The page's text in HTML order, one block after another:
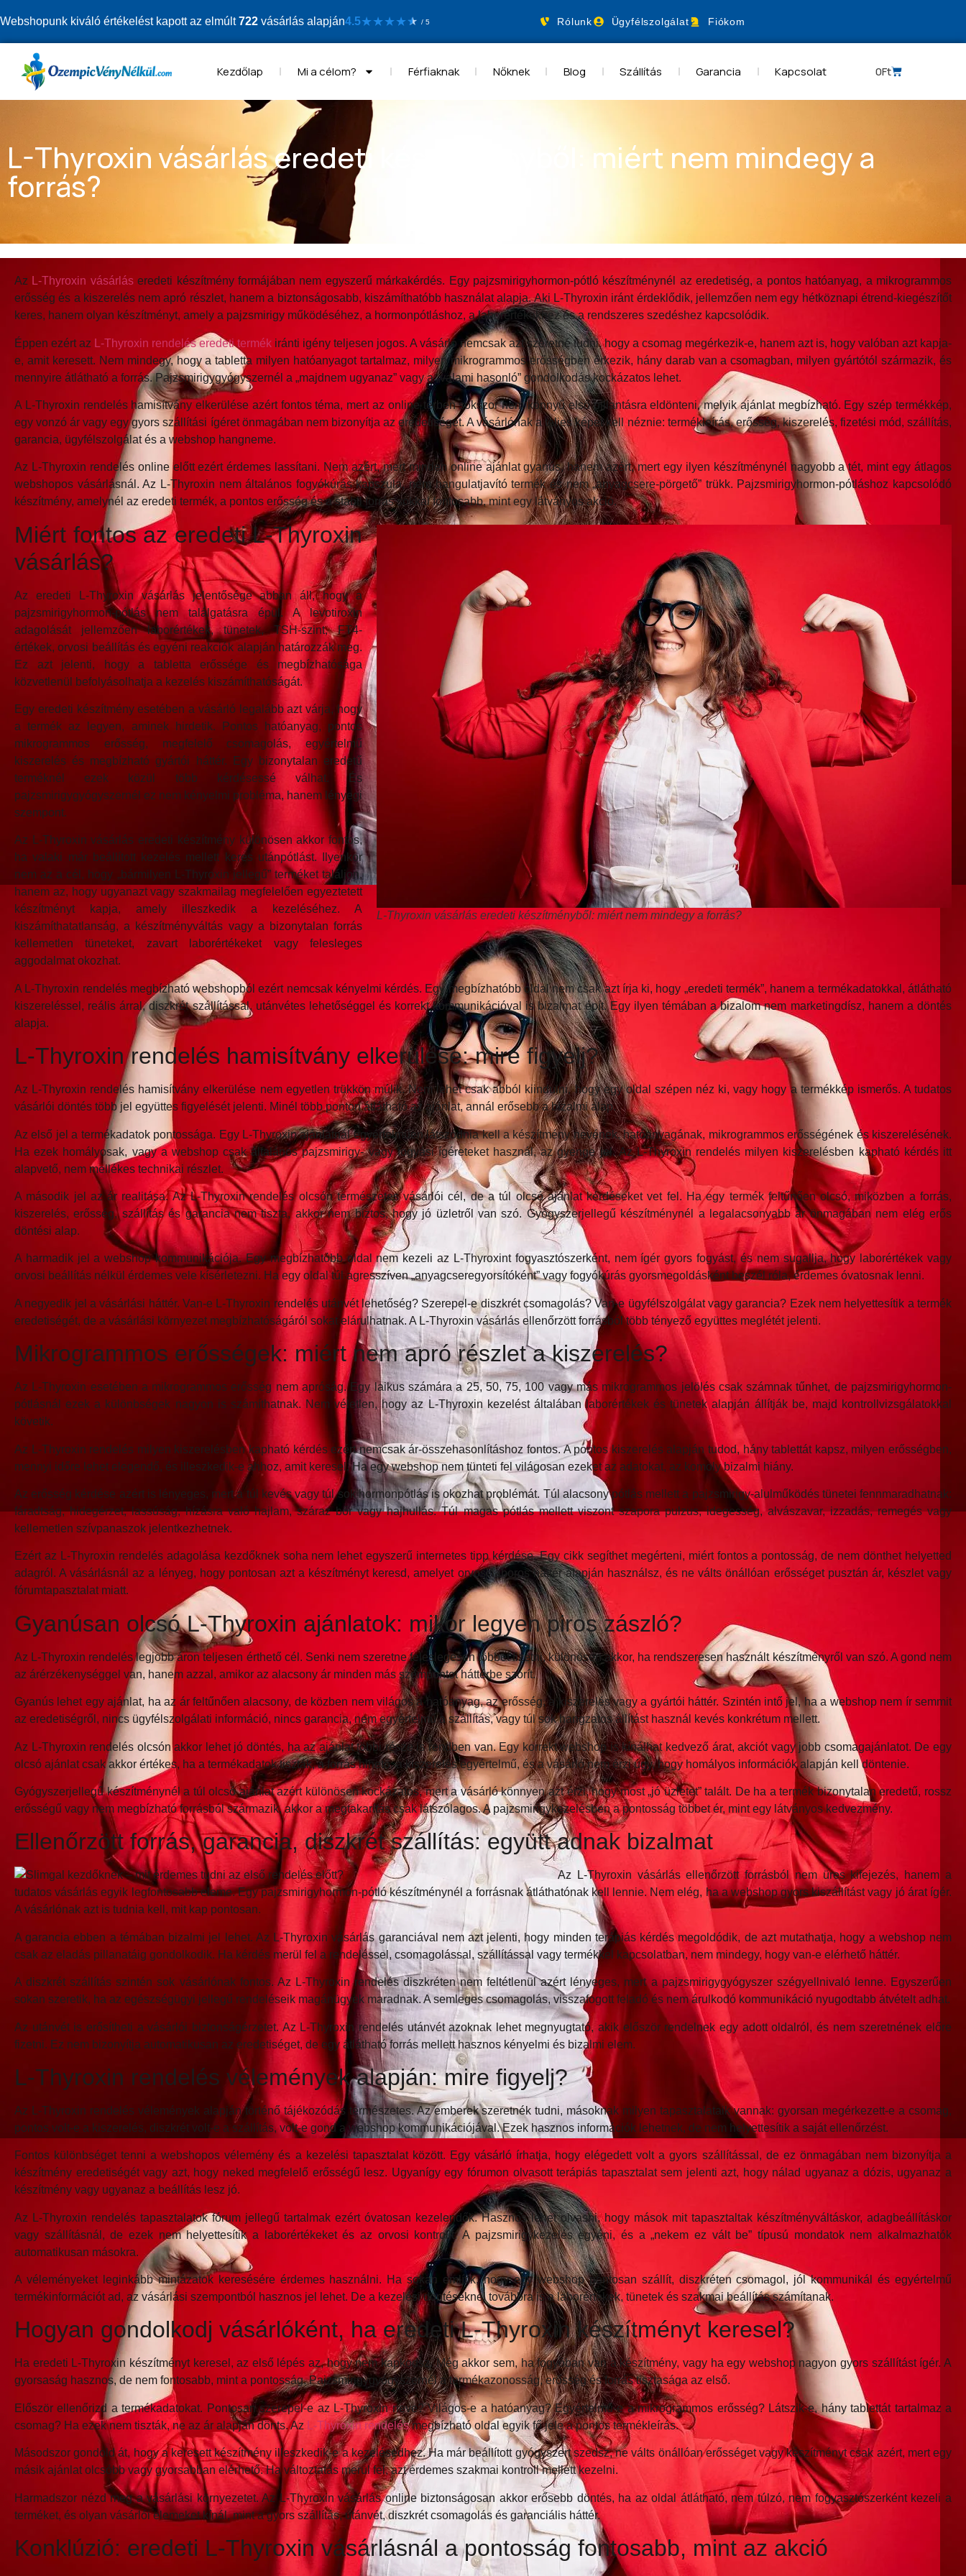
Webshopunk kiváló értékelést kapott az elmúlt722 vásárlás alapján4.5★★★★★
★ / 5 Rólunk Ügyfélszolgálat Fiókom
Kezdőlap Mi a célom? Férfiaknak Nőknek Blog Szállítás Garancia Kapcsolat 0Ft
L-Thyroxin vásárlás eredeti készítményből: miért nem mindegy a
forrás?
Az L-Thyroxin vásárláseredeti készítmény formájában nem egyszerű márkakérdés. Egy pajzsmirigyhormon-pótló készítménynél az eredetiség, a pontos hatóanyag, a mikrogrammos
erősség és a kiszerelés nem apró részlet, hanem a biztonságosabb, kiszámíthatóbb használat alapja. Aki L-Thyroxin iránt érdeklődik, jellemzően nem egy hétköznapi étrend-kiegészítőt
keres, hanem olyan készítményt, amely a pajzsmirigy működéséhez, a hormonpótláshoz, a laborértékekhez és a rendszeres szedéshez kapcsolódik.
Éppen ezért az L-Thyroxin rendelés eredeti termék iránti igény teljesen jogos. A vásárló nemcsak azt szeretné tudni, hogy a csomag megérkezik-e, hanem azt is, hogy valóban azt kapja-
e, amit keresett. Nem mindegy, hogy a tabletta milyen hatóanyagot tartalmaz, milyen mikrogrammos erősségben érkezik, hány darab van a csomagban, milyen gyártótól származik, és
mennyire átlátható a forrás. Pajzsmirigygyógyszernél a „majdnem ugyanaz” vagy a „valami hasonló” gondolkodás kockázatos lehet.
A L-Thyroxin rendelés hamisítvány elkerülése azért fontos téma, mert az online térben sokszor nem könnyű első pillantásra eldönteni, melyik ajánlat megbízható. Egy szép termékkép,
egy vonzó ár vagy egy gyors szállítási ígéret önmagában nem bizonyítja az eredetiséget. A vásárlónak a teljes képet kell néznie: termékleírás, erősség, kiszerelés, fizetési mód, szállítás,
garancia, ügyfélszolgálat és a webshop hangneme.
Az L-Thyroxin rendelés online előtt ezért érdemes lassítani. Nem azért, mert minden online ajánlat gyanús, hanem azért, mert egy ilyen készítménynél nagyobb a tét, mint egy átlagos
webshopos vásárlásnál. Az L-Thyroxin nem általános fogyókúrás kapszula, nem hangulatjavító termék és nem „anyagcsere-pörgető” trükk. Pajzsmirigyhormon-pótláshoz kapcsolódó
készítmény, amelynél az eredeti termék, a pontos erősség és a stabil forrás sokkal fontosabb, mint egy látványos akció.
L-Thyroxin vásárlás eredeti készítményből: miért nem mindegy a forrás?
Miért fontos az eredeti L-Thyroxin
vásárlás?
Az eredeti L-Thyroxin vásárlás jelentősége abban áll, hogy a
pajzsmirigyhormon-pótlás nem találgatásra épül. A levotiroxin
adagolását jellemzően laborértékek, tünetek, TSH-szint, FT4-
értékek, orvosi beállítás és egyéni reakciók alapján határozzák meg.
Ez azt jelenti, hogy a tabletta erőssége és megbízhatósága
közvetlenül befolyásolhatja a kezelés kiszámíthatóságát.
Egy eredeti készítmény esetében a vásárló legalább azt várja, hogy
a termék az legyen, aminek hirdetik. Pontos hatóanyag, pontos
mikrogrammos erősség, megfelelő csomagolás, egyértelmű
kiszerelés és megbízható gyártói háttér. Egy bizonytalan eredetű
terméknél ezek közül több kérdésessé válhat. És
pajzsmirigygyógyszernél ez nem kényelmi probléma, hanem lényegi
szempont.
Az L-Thyroxin vásárlás eredeti készítmény különösen akkor fontos,
ha valaki már beállított kezelés mellett keres utánpótlást. Ilyenkor
nem az a cél, hogy „bármilyen L-Thyroxin jellegű” terméket találjon,
hanem az, hogy ugyanazt vagy szakmailag megfelelően egyeztetett
készítményt kapja, amely illeszkedik a kezeléséhez. A
kiszámíthatatlanság, a készítményváltás vagy a bizonytalan forrás
kellemetlen tüneteket, zavart laborértékeket vagy felesleges
aggodalmat okozhat.
A L-Thyroxin rendelés megbízható webshopból ezért nemcsak kényelmi kérdés. Egy megbízhatóbb oldal nem csak azt írja ki, hogy „eredeti termék”, hanem a termékadatokkal, átlátható
kiszereléssel, reális árral, diszkrét szállítással, utánvétes lehetőséggel és korrekt kommunikációval is bizalmat épít. Egy ilyen témában a bizalom nem marketingdísz, hanem a döntés
alapja.
L-Thyroxin rendelés hamisítvány elkerülése: mire figyelj?
Az L-Thyroxin rendelés hamisítvány elkerülése nem egyetlen trükkön múlik. Nem lehet csak abból kiindulni, hogy egy oldal szépen néz ki, vagy hogy a termékkép ismerős. A tudatos
vásárlói döntés több jel együttes figyelését jelenti. Minél több ponton átlátható az ajánlat, annál erősebb a bizalmi alap.
Az első jel a termékadatok pontossága. Egy L-Thyroxin ajánlatnál egyértelműen látszódnia kell a készítmény nevének, hatóanyagának, mikrogrammos erősségének és kiszerelésének.
Ha ezek homályosak, vagy a webshop csak általános pajzsmirigy- vagy fogyási ígéreteket használ, az gyenge jel. Az L-Thyroxin rendelés milyen kiszerelésben kapható kérdés itt
alapvető, nem mellékes technikai részlet.
A második jel az ár realitása. Az L-Thyroxin rendelés olcsón természetes vásárlói cél, de a túl olcsó ajánlat kérdéseket vet fel. Ha egy termék feltűnően olcsó, miközben a forrás,
kiszerelés, erősség, szállítás és garancia nem tiszta, akkor nem biztos, hogy jó üzletről van szó. Gyógyszerjellegű készítménynél a legalacsonyabb ár önmagában nem elég erős
döntési alap.
A harmadik jel a webshop kommunikációja. Egy megbízhatóbb oldal nem kezeli az L-Thyroxint fogyasztószerként, nem ígér gyors fogyást, és nem sugallja, hogy laborértékek vagy
orvosi beállítás nélkül érdemes vele kísérletezni. Ha egy oldal túl agresszíven „anyagcseregyorsítóként” vagy fogyókúrás gyorsmegoldásként beszél róla, érdemes óvatosnak lenni.
A negyedik jel a vásárlási háttér. Van-e L-Thyroxin rendelés utánvét lehetőség? Szerepel-e diszkrét csomagolás? Van-e ügyfélszolgálat vagy garancia? Ezek nem helyettesítik a termék
eredetiségét, de a vásárlási környezet megbízhatóságáról sokat elárulhatnak. A L-Thyroxin vásárlás ellenőrzött forrásból több tényező együttes meglétét jelenti.
Mikrogrammos erősségek: miért nem apró részlet a kiszerelés?
Az L-Thyroxin esetében a mikrogrammos erősség nem apróság. Egy laikus számára a 25, 50, 75, 100 vagy más mikrogrammos jelölés csak számnak tűnhet, de pajzsmirigyhormon-
pótlásnál ezek a különbségek nagyon is számíthatnak. Nem véletlen, hogy az L-Thyroxin kezelést általában laborértékek és tünetek alapján állítják be, majd kontrollvizsgálatokkal
követik.
Az L-Thyroxin rendelés milyen kiszerelésben kapható kérdés ezért nemcsak ár-összehasonlításhoz fontos. A pontos kiszerelés alapján tudod, hány tablettát kapsz, milyen erősségben,
mennyi időre lehet elegendő, és illeszkedik-e ahhoz, amit keresel. Ha egy webshop nem tünteti fel világosan ezeket az adatokat, az komoly bizalmi hiány.
Az erősség kérdése azért is lényeges, mert a túl kevés vagy túl sok hormonpótlás is okozhat problémát. Túl alacsony pótlás mellett a pajzsmirigy-alulműködés tünetei fennmaradhatnak:
fáradtság, hidegérzet, lassúság, hízásra való hajlam, száraz bőr vagy hajhullás. Túl magas pótlás mellett viszont szapora pulzus, idegesség, alvászavar, izzadás, remegés vagy
kellemetlen szívpanaszok jelentkezhetnek.
Ezért az L-Thyroxin rendelés adagolása kezdőknek soha nem lehet egyszerű internetes tipp kérdése. Egy cikk segíthet megérteni, miért fontos a pontosság, de nem dönthet helyetted
adagról. A vásárlásnál az a lényeg, hogy pontosan azt a készítményt keresd, amelyet orvosi/laboros háttér alapján használsz, és ne válts önállóan erősséget pusztán ár, készlet vagy
fórumtapasztalat miatt.
Gyanúsan olcsó L-Thyroxin ajánlatok: mikor legyen piros zászló?
Az L-Thyroxin rendelés legjobb áron teljesen érthető cél. Senki nem szeretne feleslegesen többet fizetni, különösen akkor, ha rendszeresen használt készítményről van szó. A gond nem
az árérzékenységgel van, hanem azzal, amikor az alacsony ár minden más szempontot háttérbe szorít.
Gyanús lehet egy ajánlat, ha az ár feltűnően alacsony, de közben nem világos a hatóanyag, az erősség, a kiszerelés vagy a gyártói háttér. Szintén intő jel, ha a webshop nem ír semmit
az eredetiségről, nincs ügyfélszolgálati információ, nincs garancia, nem egyértelmű a szállítás, vagy túl sok hangzatos állítást használ kevés konkrétum mellett.
Az L-Thyroxin rendelés olcsón akkor lehet jó döntés, ha az ajánlat többi része is rendben van. Egy korrekt webshop is kínálhat kedvező árat, akciót vagy jobb csomagajánlatot. De egy
olcsó ajánlat csak akkor értékes, ha a termékadatok tiszták, a forrás hihető, a kiszerelés egyértelmű, és a vásárló nem érzi úgy, hogy homályos információk alapján kell döntenie.
Gyógyszerjellegű készítménynél a túl olcsó ajánlat azért különösen kockázatos, mert a vásárló könnyen azt érzi, hogy most „jó üzletet” talált. De ha a termék bizonytalan eredetű, rossz
erősségű vagy nem megbízható forrásból származik, akkor a megtakarítás csak látszólagos. A pajzsmirigykezelésben a pontosság többet ér, mint egy látványos kedvezmény.
Ellenőrzött forrás, garancia, diszkrét szállítás: együtt adnak bizalmat
Az L-Thyroxin vásárlás ellenőrzött forrásból nem üres kifejezés, hanem a
tudatos vásárlás egyik legfontosabb eleme. Egy pajzsmirigyhormon-pótló készítménynél a forrásnak átláthatónak kell lennie. Nem elég, ha a webshop gyors kiszállítást vagy jó árat ígér.
A vásárlónak azt is tudnia kell, mit kap pontosan.
A garancia ebben a témában bizalmi jel lehet. Az L-Thyroxin vásárlás garanciával nem azt jelenti, hogy minden terápiás kérdés megoldódik, de azt mutathatja, hogy a webshop nem
csak az eladás pillanatáig gondolkodik. Ha kérdés merül fel a rendeléssel, csomagolással, szállítással vagy termékkel kapcsolatban, nem mindegy, hogy van-e elérhető háttér.
A diszkrét szállítás szintén sok vásárlónak fontos. Az L-Thyroxin rendelés diszkréten nem feltétlenül azért lényeges, mert a pajzsmirigygyógyszer szégyellnivaló lenne. Egyszerűen
sokan szeretik, ha az egészségügyi jellegű rendeléseik magánügyek maradnak. A semleges csomagolás, visszafogott feladó és nem árulkodó kommunikáció nyugodtabb átvételt adhat.
Az utánvét is erősítheti a vásárlói biztonságérzetet. Az L-Thyroxin rendelés utánvét azoknak lehet megnyugtató, akik először rendelnek egy adott oldalról, és nem szeretnének előre
fizetni. Ez nem bizonyítja automatikusan az eredetiséget, de egy átlátható forrás mellett hasznos kényelmi és bizalmi elem.
L-Thyroxin rendelés vélemények alapján: mire figyelj?
Az L-Thyroxin rendelés vélemények alapján történő tájékozódás természetes. Az emberek szeretnék tudni, másoknak milyen tapasztalataik vannak: gyorsan megérkezett-e a csomag,
pontos volt-e a kiszerelés, diszkrét volt-e a szállítás, volt-e gond a webshop kommunikációjával. Ezek hasznos információk lehetnek, de nem helyettesítik a saját ellenőrzést.
Fontos különbséget tenni a webshopos vélemény és a kezelési tapasztalat között. Egy vásárló írhatja, hogy elégedett volt a gyors szállítással, de ez önmagában nem bizonyítja a
készítmény eredetiségét vagy azt, hogy neked megfelelő erősségű lesz. Ugyanígy egy fórumon olvasott terápiás tapasztalat sem jelenti azt, hogy nálad ugyanaz a dózis, ugyanaz a
készítmény vagy ugyanaz a beállítás lesz jó.
Az L-Thyroxin rendelés tapasztalatok fórum jellegű tartalmak ezért óvatosan kezelendők. Hasznos lehet olvasni, hogy mások mit tapasztaltak készítményváltáskor, adagbeállításkor
vagy szállításnál, de ezek nem helyettesítik a laborértékeket és az orvosi kontrollt. A pajzsmirigykezelés egyéni, és a „nekem ez vált be” típusú mondatok nem alkalmazhatók
automatikusan másokra.
A véleményeket leginkább mintázatok keresésére érdemes használni. Ha sokan említik, hogy egy webshop pontosan szállít, diszkréten csomagol, jól kommunikál és egyértelmű
termékinformációt ad, az vásárlási szempontból hasznos jel lehet. De a kezelési döntéseknél továbbra is a laborértékek, tünetek és szakmai beállítás számítanak.
Hogyan gondolkodj vásárlóként, ha eredeti L-Thyroxin készítményt keresel?
Ha eredeti L-Thyroxin készítményt keresel, az első lépés az, hogy nem kapkodsz. Még akkor sem, ha fogyóban van a készítmény, vagy ha egy webshop nagyon gyors szállítást ígér. A
gyorsaság hasznos, de nem fontosabb, mint a pontosság. Pajzsmirigygyógyszernél a termékazonosság, erősség és forrás tisztasága az első.
Először ellenőrizd a termékadatokat. Pontosan szerepel-e az L-Thyroxin neve? Világos-e a hatóanyag? Egyértelmű-e a mikrogrammos erősség? Látszik-e, hány tablettát tartalmaz a
csomag? Ha ezek nem tiszták, ne az ár alapján dönts. Az
L-Thyroxin rendelésmegbízható oldal egyik fő jele a pontos termékleírás.
Másodszor gondold át, hogy a keresett készítmény illeszkedik-e a kezelésedhez. Ha már beállított gyógyszert szedsz, ne válts önállóan erősséget vagy készítményt csak azért, mert egy
másik ajánlat olcsóbb vagy gyorsabban elérhető. Ha változtatás merül fel, azt érdemes szakmai kontroll mellett kezelni.
Harmadszor nézd meg a vásárlási környezetet. Az L-Thyroxin vásárlás online biztonságosan akkor erősebb döntés, ha az oldal átlátható, nem túlzó, nem fogyasztószerként kezeli a
terméket, és olyan vásárlói elemeket kínál, mint a gyors szállítás, utánvét, diszkrét csomagolás és garanciális háttér.
Konklúzió: eredeti L-Thyroxin vásárlásnál a pontosság fontosabb, mint az akció